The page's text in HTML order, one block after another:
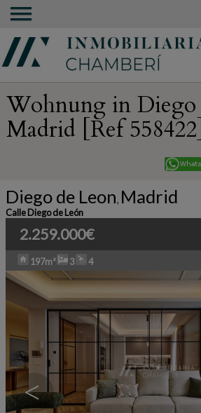
Wohnung in Diego
Madrid [Ref 558422]
Diego de Leon, Madrid
Calle Diego de León
2.259.000€
197m² 3 4
<